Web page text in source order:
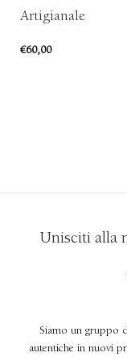
Artigianale
€60,00
Unisciti alla
Siamo un gruppo
autentiche in nuovi